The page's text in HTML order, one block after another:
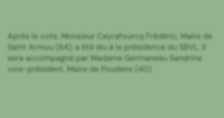
Après le vote, Monsieur Cayrafourcq Frédéric, Maire de
Saint Armou (64), a été élu à la présidence du SBVL. Il
sera accompagné par Madame Germaneau Sandrine
vice-président, Maire de Poudenx (40)